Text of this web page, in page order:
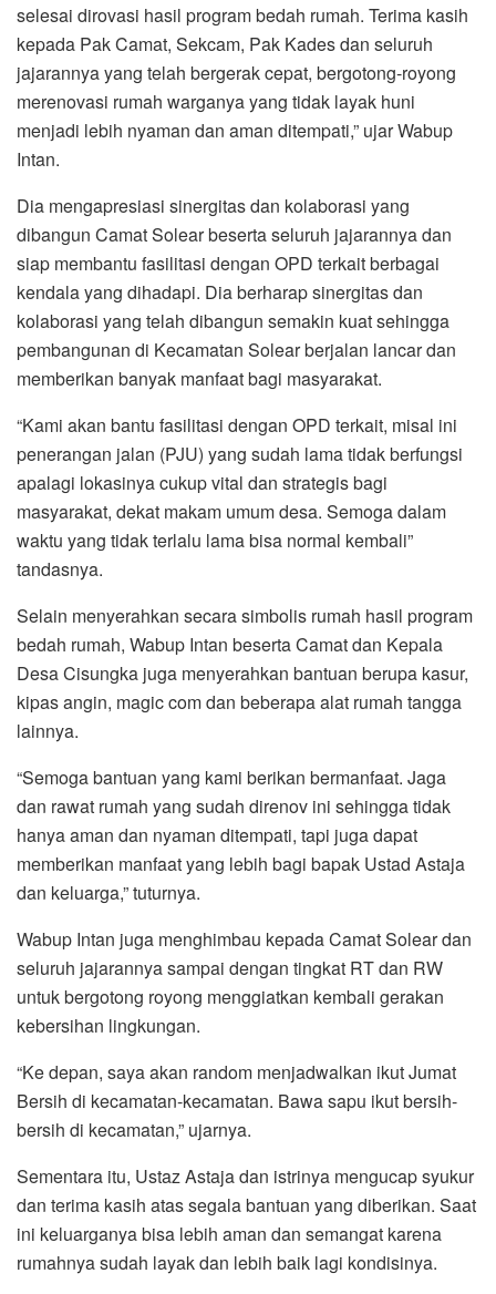
selesai dirovasi hasil program bedah rumah. Terima kasih
kepada Pak Camat, Sekcam, Pak Kades dan seluruh
jajarannya yang telah bergerak cepat, bergotong-royong
merenovasi rumah warganya yang tidak layak huni
menjadi lebih nyaman dan aman ditempati,” ujar Wabup
Intan.
Dia mengapresiasi sinergitas dan kolaborasi yang
dibangun Camat Solear beserta seluruh jajarannya dan
siap membantu fasilitasi dengan OPD terkait berbagai
kendala yang dihadapi. Dia berharap sinergitas dan
kolaborasi yang telah dibangun semakin kuat sehingga
pembangunan di Kecamatan Solear berjalan lancar dan
memberikan banyak manfaat bagi masyarakat.
“Kami akan bantu fasilitasi dengan OPD terkait, misal ini
penerangan jalan (PJU) yang sudah lama tidak berfungsi
apalagi lokasinya cukup vital dan strategis bagi
masyarakat, dekat makam umum desa. Semoga dalam
waktu yang tidak terlalu lama bisa normal kembali”
tandasnya.
Selain menyerahkan secara simbolis rumah hasil program
bedah rumah, Wabup Intan beserta Camat dan Kepala
Desa Cisungka juga menyerahkan bantuan berupa kasur,
kipas angin, magic com dan beberapa alat rumah tangga
lainnya.
“Semoga bantuan yang kami berikan bermanfaat. Jaga
dan rawat rumah yang sudah direnov ini sehingga tidak
hanya aman dan nyaman ditempati, tapi juga dapat
memberikan manfaat yang lebih bagi bapak Ustad Astaja
dan keluarga,” tuturnya.
Wabup Intan juga menghimbau kepada Camat Solear dan
seluruh jajarannya sampai dengan tingkat RT dan RW
untuk bergotong royong menggiatkan kembali gerakan
kebersihan lingkungan.
“Ke depan, saya akan random menjadwalkan ikut Jumat
Bersih di kecamatan-kecamatan. Bawa sapu ikut bersih-
bersih di kecamatan,” ujarnya.
Sementara itu, Ustaz Astaja dan istrinya mengucap syukur
dan terima kasih atas segala bantuan yang diberikan. Saat
ini keluarganya bisa lebih aman dan semangat karena
rumahnya sudah layak dan lebih baik lagi kondisinya.